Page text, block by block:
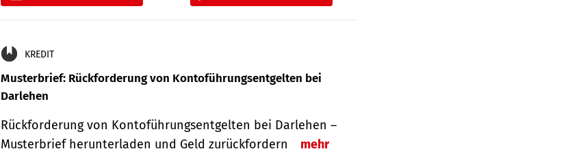
KREDIT
Musterbrief: Rückforderung von Kontoführungsentgelten bei
Darlehen
Rückforderung von Kontoführungsentgelten bei Darlehen –
Musterbrief herunterladen und Geld zurückfordern
mehr